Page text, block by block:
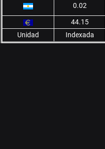
0.02
44.15
Unidad
Indexada